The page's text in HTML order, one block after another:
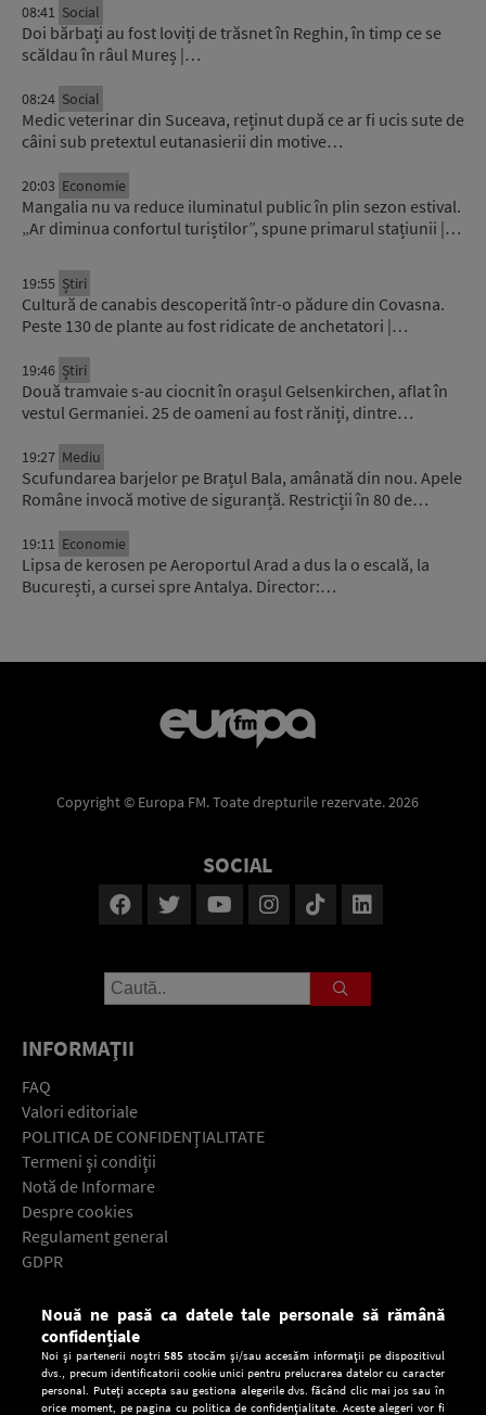
08:41 Social
Doi bărbați au fost loviți de trăsnet în Reghin, în timp ce se
scăldau în râul Mureș |…
08:24 Social
Medic veterinar din Suceava, reținut după ce ar fi ucis sute de
câini sub pretextul eutanasierii din motive…
20:03 Economie
Mangalia nu va reduce iluminatul public în plin sezon estival.
„Ar diminua confortul turiștilor”, spune primarul stațiunii |…
19:55 Știri
Cultură de canabis descoperită într-o pădure din Covasna.
Peste 130 de plante au fost ridicate de anchetatori |…
19:46 Știri
Două tramvaie s-au ciocnit în orașul Gelsenkirchen, aflat în
vestul Germaniei. 25 de oameni au fost răniți, dintre…
19:27 Mediu
Scufundarea barjelor pe Brațul Bala, amânată din nou. Apele
Române invocă motive de siguranță. Restricții în 80 de…
19:11 Economie
Lipsa de kerosen pe Aeroportul Arad a dus la o escală, la
București, a cursei spre Antalya. Director:…
Copyright © Europa FM. Toate drepturile rezervate. 2026
SOCIAL
INFORMAŢII
FAQ
Valori editoriale
POLITICA DE CONFIDENŢIALITATE
Termeni şi condiţii
Notă de Informare
Despre cookies
Regulament general
GDPR
Descarcă gratuit aplicaţia Europa FM pentru smartphone:
Nouă ne pasă ca datele tale personale să rămână
confidențiale
Noi și partenerii noștri585 stocăm și/sau accesăm informații pe dispozitivul
dvs., precum identificatorii cookie unici pentru prelucrarea datelor cu caracter
personal. Puteți accepta sau gestiona alegerile dvs. făcând clic mai jos sau în
orice moment, pe pagina cu politica de confidențialitate. Aceste alegeri vor fi